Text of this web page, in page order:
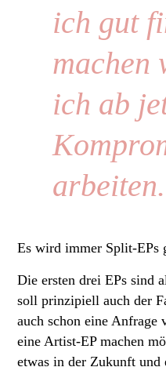
ich gut
machen
ich ab
Es wird immer Split-EPs
Die ersten drei EPs sind
soll prinzipiell auch der
auch schon eine Anfrage
eine Artist-EP machen
etwas in der Zukunft und